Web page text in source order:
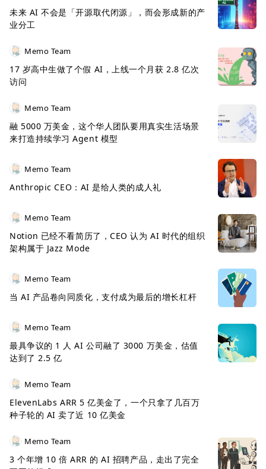
未来 AI 不会是「开源取代闭源」，而会形成新的产
业分工
Memo Team
17 岁高中生做了个假 AI，上线一个月获 2.8 亿次
访问
Memo Team
融 5000 万美金，这个华人团队要用真实生活场景
来打造持续学习 Agent 模型
Memo Team
Anthropic CEO：AI 是给人类的成人礼
Memo Team
Notion 已经不看简历了，CEO 认为 AI 时代的组织
架构属于 Jazz Mode
Memo Team
当 AI 产品卷向同质化，支付成为最后的增长杠杆
Memo Team
最具争议的 1 人 AI 公司融了 3000 万美金，估值
达到了 2.5 亿
Memo Team
ElevenLabs ARR 5 亿美金了，一个只拿了几百万
种子轮的 AI 卖了近 10 亿美金
Memo Team
3 个年增 10 倍 ARR 的 AI 招聘产品，走出了完全